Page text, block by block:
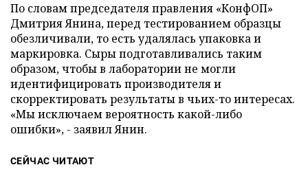
По словам председателя правления «КонфОП»
Дмитрия Янина, перед тестированием образцы
обезличивали, то есть удалялась упаковка и
маркировка. Сыры подготавливались таким
образом, чтобы в лаборатории не могли
идентифицировать производителя и
скорректировать результаты в чьих-то интересах.
«Мы исключаем вероятность какой-либо
ошибки», - заявил Янин.
СЕЙЧАС ЧИТАЮТ